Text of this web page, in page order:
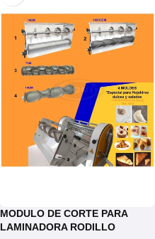
MODULO DE CORTE PARA
LAMINADORA RODILLO